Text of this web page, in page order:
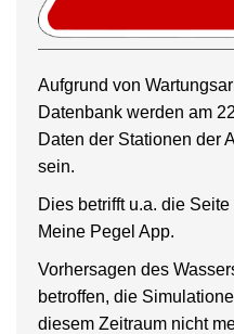
Aufgrund von
Datenbank werden am
Daten der Stationen der
sein.
Dies betrifft u.a. die
Meine Pegel App.
Vorhersagen des
betroffen, die
diesem Zeitraum nicht